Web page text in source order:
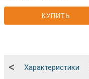
КУПИТЬ
Характеристики
<